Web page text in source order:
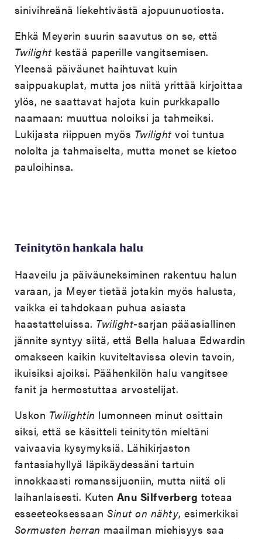
sinivihreänä liekehtivästä ajopuunuotiosta.
Ehkä Meyerin suurin saavutus on se, että
Twilight kestää paperille vangitsemisen.
Yleensä päiväunet haihtuvat kuin
saippuakuplat, mutta jos niitä yrittää kirjoittaa
ylös, ne saattavat hajota kuin purkkapallo
naamaan: muuttua noloiksi ja tahmeiksi.
Lukijasta riippuen myös Twilight voi tuntua
nololta ja tahmaiselta, mutta monet se kietoo
pauloihinsa.
Teinitytön hankala halu
Haaveilu ja päiväuneksiminen rakentuu halun
varaan, ja Meyer tietää jotakin myös halusta,
vaikka ei tahdokaan puhua asiasta
haastatteluissa. Twilight-sarjan pääasiallinen
jännite syntyy siitä, että Bella haluaa Edwardin
omakseen kaikin kuviteltavissa olevin tavoin,
ikuisiksi ajoiksi. Päähenkilön halu vangitsee
fanit ja hermostuttaa arvostelijat.
Uskon Twilightin lumonneen minut osittain
siksi, että se käsitteli teinitytön mieltäni
vaivaavia kysymyksiä. Lähikirjaston
fantasiahyllyä läpikäydessäni tartuin
innokkaasti romanssijuoniin, mutta niitä oli
laihanlaisesti. Kuten Anu Silfverberg toteaa
esseeteoksessaanSinut on nähty, esimerkiksi
Sormusten herran maailman miehisyys saa